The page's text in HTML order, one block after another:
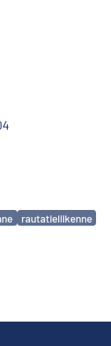
rautatieliikenne